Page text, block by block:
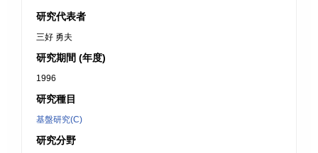
研究代表者
三好 勇夫
研究期間 (年度)
1996
研究種目
基盤研究(C)
研究分野